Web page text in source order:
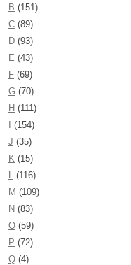
B (151)
C (89)
D (93)
E (43)
F (69)
G (70)
H (111)
(154)
J (35)
K (15)
L (116)
M (109)
N (83)
O (59)
P (72)
Q (4)